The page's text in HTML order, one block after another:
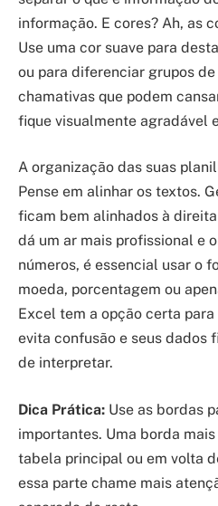
informação. E cores? Ah, as
Use uma cor suave para
ou para diferenciar grupos
chamativas que podem
fique visualmente agradável
A organização das suas
Pense em alinhar os textos.
ficam bem alinhados à
dá um ar mais profissional e
números, é essencial usar o
moeda, porcentagem ou
Excel tem a opção certa
evita confusão e seus dados
de interpretar.
Dica Prática: Use as bordas
importantes. Uma borda
tabela principal ou em volta
essa parte chame mais